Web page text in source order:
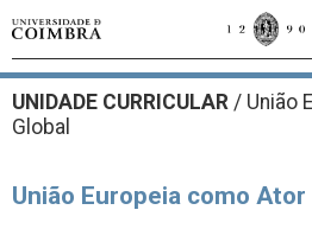
UNIDADE CURRICULAR / União
Global
União Europeia como Ator